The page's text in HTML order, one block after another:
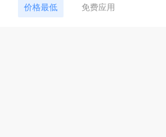
价格最低 免费应用